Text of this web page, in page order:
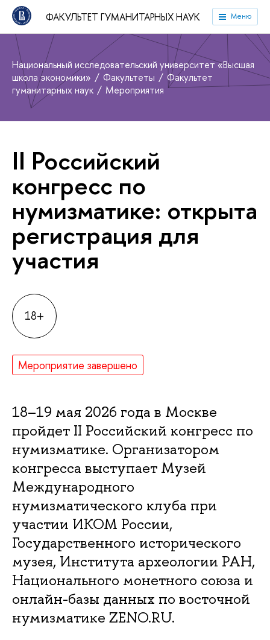
ФАКУЛЬТЕТ ГУМАНИТАРНЫХ НАУК Меню
Национальный исследовательский университет «Высшая
школа экономики»
Факультеты
Факультет
гуманитарных наук
Мероприятия
II Российский
конгресс по
нумизматике: открыта
регистрация для
участия
18+
Мероприятие завершено
18–19 мая 2026 года в Москве
пройдет II Российский конгресс по
нумизматике. Организатором
конгресса выступает Музей
Международного
нумизматического клуба при
участии ИКОМ России,
Государственного исторического
музея, Института археологии РАН,
Национального монетного союза и
онлайн-базы данных по восточной
нумизматике ZENO.RU.